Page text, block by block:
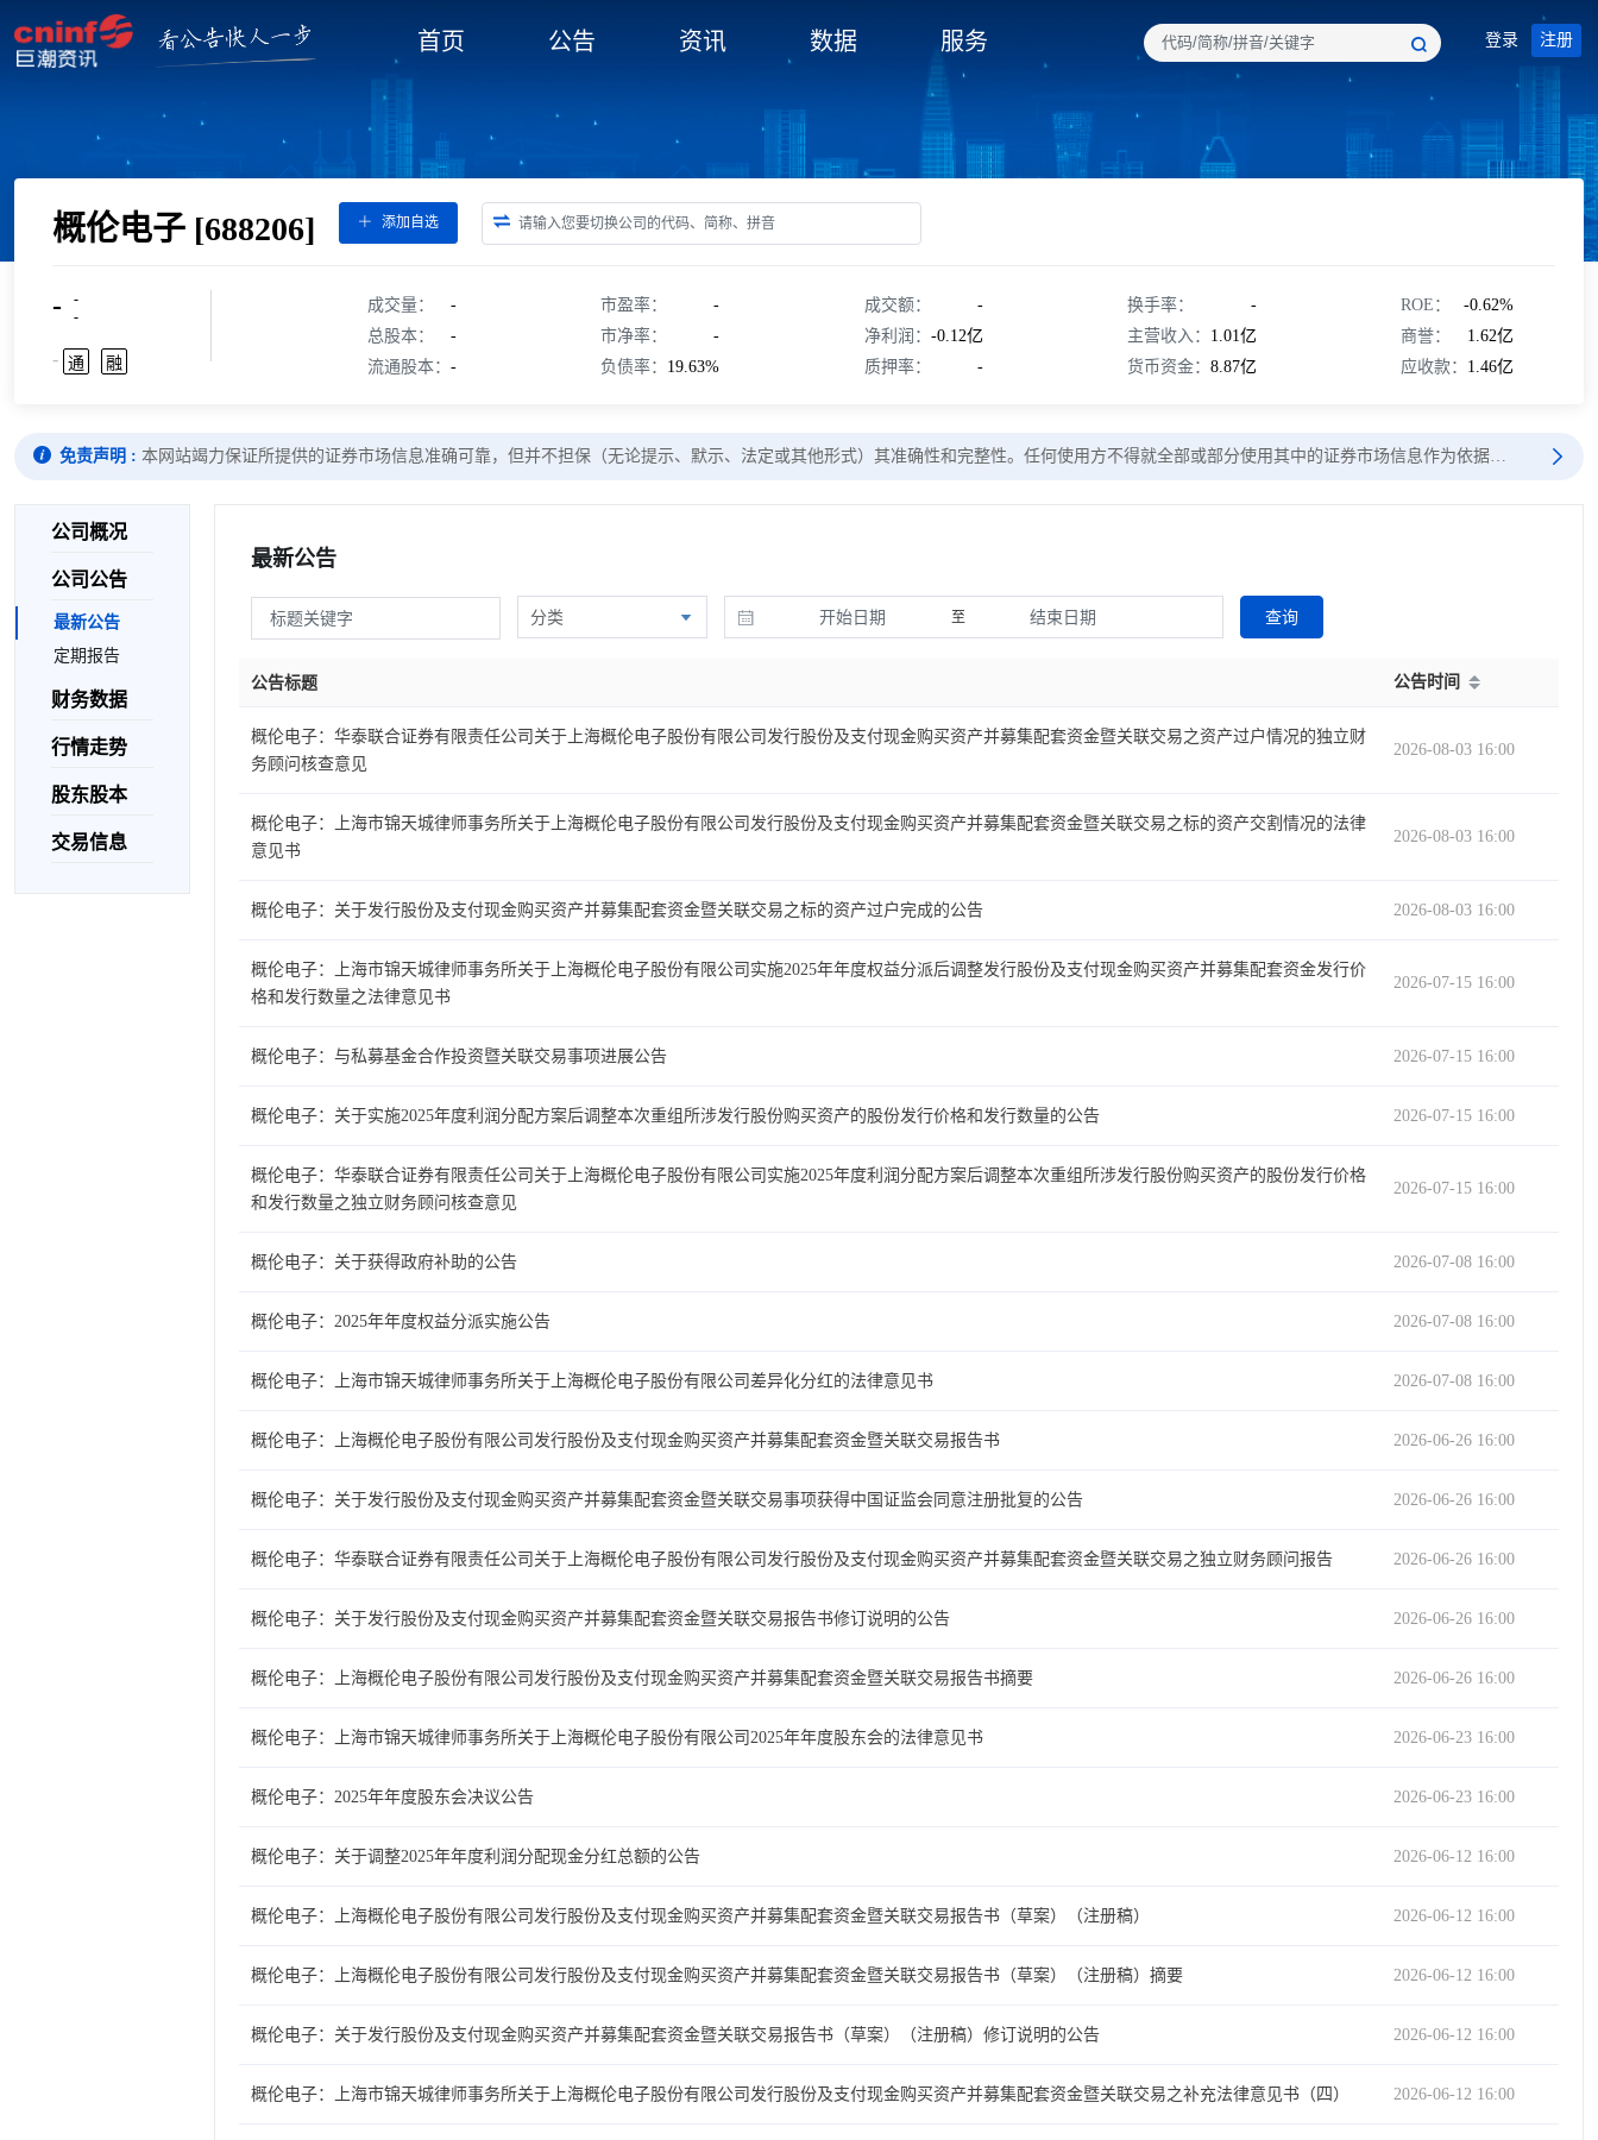
首页 公告 资讯 数据 服务 登录 注册
概伦电子 [688206] 添加自选
-
-
-
- 通 融
成交量：
-
总股本：
-
流通股本：-
市盈率：
-
市净率：
-
负债率： 19.63%
成交额：
-
净利润： -0.12亿
质押率：
-
换手率：
-
主营收入： 1.01亿
货币资金： 8.87亿
ROE：
-0.62%
商誉：
1.62亿
应收款： 1.46亿
免责声明 : 本网站竭力保证所提供的证券市场信息准确可靠，但并不担保（无论提示、默示、法定或其他形式）其准确性和完整性。任何使用方不得就全部或部分使用其中的证券市场信息作为依据…
公司概况
公司公告
最新公告
定期报告
财务数据
行情走势
股东股本
交易信息
最新公告
分类 至 查询
公告标题 公告时间
概伦电子：华泰联合证券有限责任公司关于上海概伦电子股份有限公司发行股份及支付现金购买资产并募集配套资金暨关联交易之资产过户情况的独立财
务顾问核查意见
2026-08-03 16:00
概伦电子：上海市锦天城律师事务所关于上海概伦电子股份有限公司发行股份及支付现金购买资产并募集配套资金暨关联交易之标的资产交割情况的法律
意见书
2026-08-03 16:00
概伦电子：关于发行股份及支付现金购买资产并募集配套资金暨关联交易之标的资产过户完成的公告 2026-08-03 16:00
概伦电子：上海市锦天城律师事务所关于上海概伦电子股份有限公司实施2025年年度权益分派后调整发行股份及支付现金购买资产并募集配套资金发行价
格和发行数量之法律意见书
2026-07-15 16:00
概伦电子：与私募基金合作投资暨关联交易事项进展公告 2026-07-15 16:00
概伦电子：关于实施2025年度利润分配方案后调整本次重组所涉发行股份购买资产的股份发行价格和发行数量的公告 2026-07-15 16:00
概伦电子：华泰联合证券有限责任公司关于上海概伦电子股份有限公司实施2025年度利润分配方案后调整本次重组所涉发行股份购买资产的股份发行价格
和发行数量之独立财务顾问核查意见
2026-07-15 16:00
概伦电子：关于获得政府补助的公告 2026-07-08 16:00
概伦电子：2025年年度权益分派实施公告 2026-07-08 16:00
概伦电子：上海市锦天城律师事务所关于上海概伦电子股份有限公司差异化分红的法律意见书 2026-07-08 16:00
概伦电子：上海概伦电子股份有限公司发行股份及支付现金购买资产并募集配套资金暨关联交易报告书 2026-06-26 16:00
概伦电子：关于发行股份及支付现金购买资产并募集配套资金暨关联交易事项获得中国证监会同意注册批复的公告 2026-06-26 16:00
概伦电子：华泰联合证券有限责任公司关于上海概伦电子股份有限公司发行股份及支付现金购买资产并募集配套资金暨关联交易之独立财务顾问报告 2026-06-26 16:00
概伦电子：关于发行股份及支付现金购买资产并募集配套资金暨关联交易报告书修订说明的公告 2026-06-26 16:00
概伦电子：上海概伦电子股份有限公司发行股份及支付现金购买资产并募集配套资金暨关联交易报告书摘要 2026-06-26 16:00
概伦电子：上海市锦天城律师事务所关于上海概伦电子股份有限公司2025年年度股东会的法律意见书 2026-06-23 16:00
概伦电子：2025年年度股东会决议公告 2026-06-23 16:00
概伦电子：关于调整2025年年度利润分配现金分红总额的公告 2026-06-12 16:00
概伦电子：上海概伦电子股份有限公司发行股份及支付现金购买资产并募集配套资金暨关联交易报告书（草案）（注册稿） 2026-06-12 16:00
概伦电子：上海概伦电子股份有限公司发行股份及支付现金购买资产并募集配套资金暨关联交易报告书（草案）（注册稿）摘要 2026-06-12 16:00
概伦电子：关于发行股份及支付现金购买资产并募集配套资金暨关联交易报告书（草案）（注册稿）修订说明的公告 2026-06-12 16:00
概伦电子：上海市锦天城律师事务所关于上海概伦电子股份有限公司发行股份及支付现金购买资产并募集配套资金暨关联交易之补充法律意见书（四） 2026-06-12 16:00